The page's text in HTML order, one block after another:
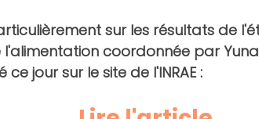
sur les résultats de
coordonnée par
jour sur le site de l'INRAE :